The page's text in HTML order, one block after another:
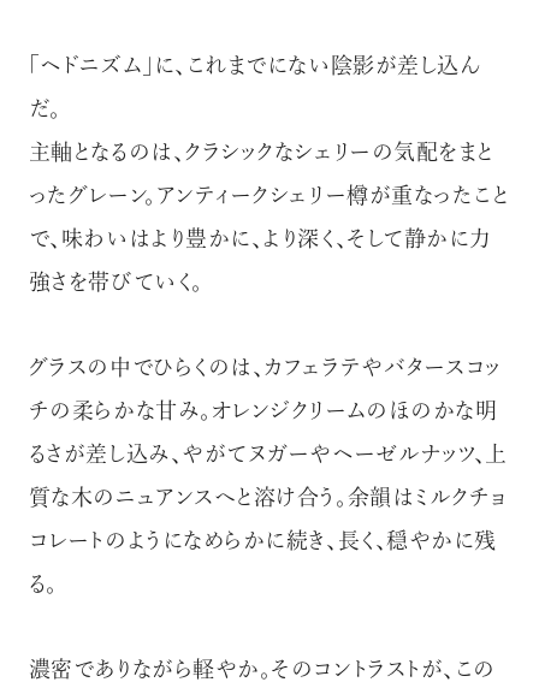
「ヘドニズム」に、これまでにない陰影が差し込ん
だ。
主軸となるのは、クラシックなシェリーの気配をまと
ったグレーン。アンティークシェリー樽が重なったこと
で、味わいはより豊かに、より深く、そして静かに力
強さを帯びていく。
グラスの中でひらくのは、カフェラテやバタースコッ
チの柔らかな甘み。オレンジクリームのほのかな明
るさが差し込み、やがてヌガーやヘーゼルナッツ、上
質な木のニュアンスへと溶け合う。余韻はミルクチョ
コレートのようになめらかに続き、長く、穏やかに残
る。
濃密でありながら軽やか。そのコントラストが、この